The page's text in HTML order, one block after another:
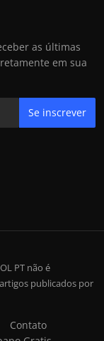
as últimas
em sua
Se inscrever
PT não é
publicados por
Contato